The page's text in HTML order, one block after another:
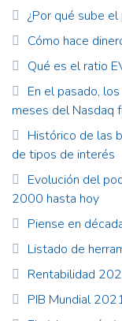
¿Por qué sube
Cómo hace
Qué es el ratio
En el pasado,
meses del Nasdaq
Histórico de las
de tipos de interés
Evolución del
2000 hasta hoy
Piense en
Listado de
Rentabilidad
PIB Mundial